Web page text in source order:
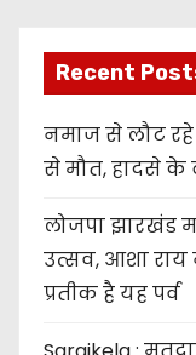
Recent
नमाज से लौट रहे
से मौत, हादसे के
लोजपा झारखंड
उत्सव, आशा
प्रतीक है यह पर्व